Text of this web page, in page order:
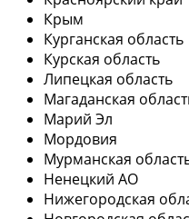
Крым
Курганская область
Курская область
Липецкая область
Магаданская
Марий Эл
Мордовия
Мурманская
Ненецкий АО
Нижегородская